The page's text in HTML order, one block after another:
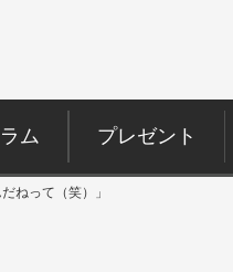
ム プレゼント
ねって（笑）」